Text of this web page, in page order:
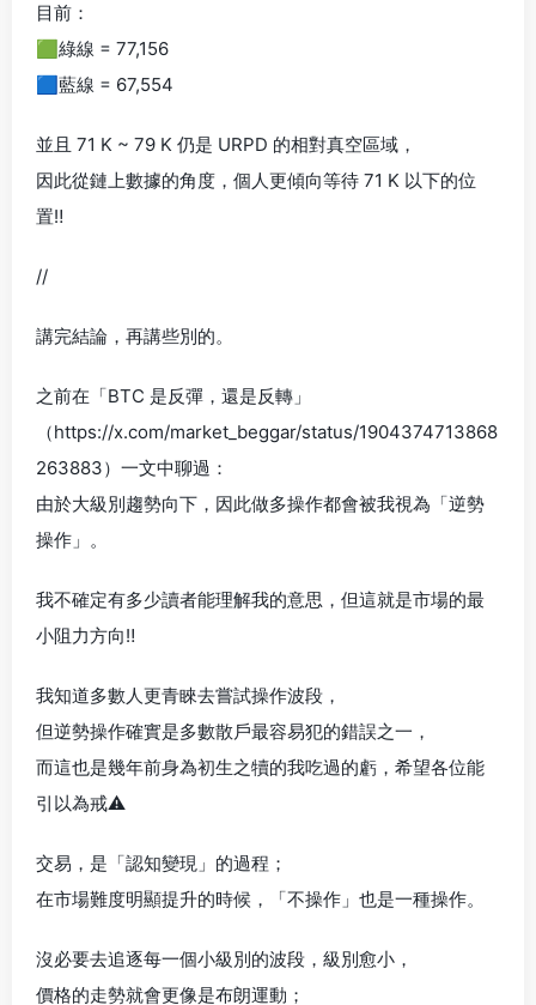
目前：
🟩綠線 = 77,156
🟦藍線 = 67,554
並且 71 K ~ 79 K 仍是 URPD 的相對真空區域，
因此從鏈上數據的角度，個人更傾向等待 71 K 以下的位
置‼️
//
講完結論，再講些別的。
之前在「BTC 是反彈，還是反轉」
（https://x.com/market_beggar/status/1904374713868
263883）一文中聊過：
由於大級別趨勢向下，因此做多操作都會被我視為「逆勢
操作」。
我不確定有多少讀者能理解我的意思，但這就是市場的最
小阻力方向‼️
我知道多數人更青睞去嘗試操作波段，
但逆勢操作確實是多數散戶最容易犯的錯誤之一，
而這也是幾年前身為初生之犢的我吃過的虧，希望各位能
引以為戒⚠️
交易，是「認知變現」的過程；
在市場難度明顯提升的時候，「不操作」也是一種操作。
沒必要去追逐每一個小級別的波段，級別愈小，
價格的走勢就會更像是布朗運動；